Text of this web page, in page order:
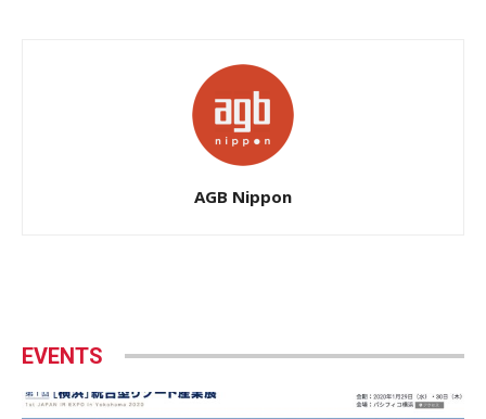
AGB Nippon
EVENTS